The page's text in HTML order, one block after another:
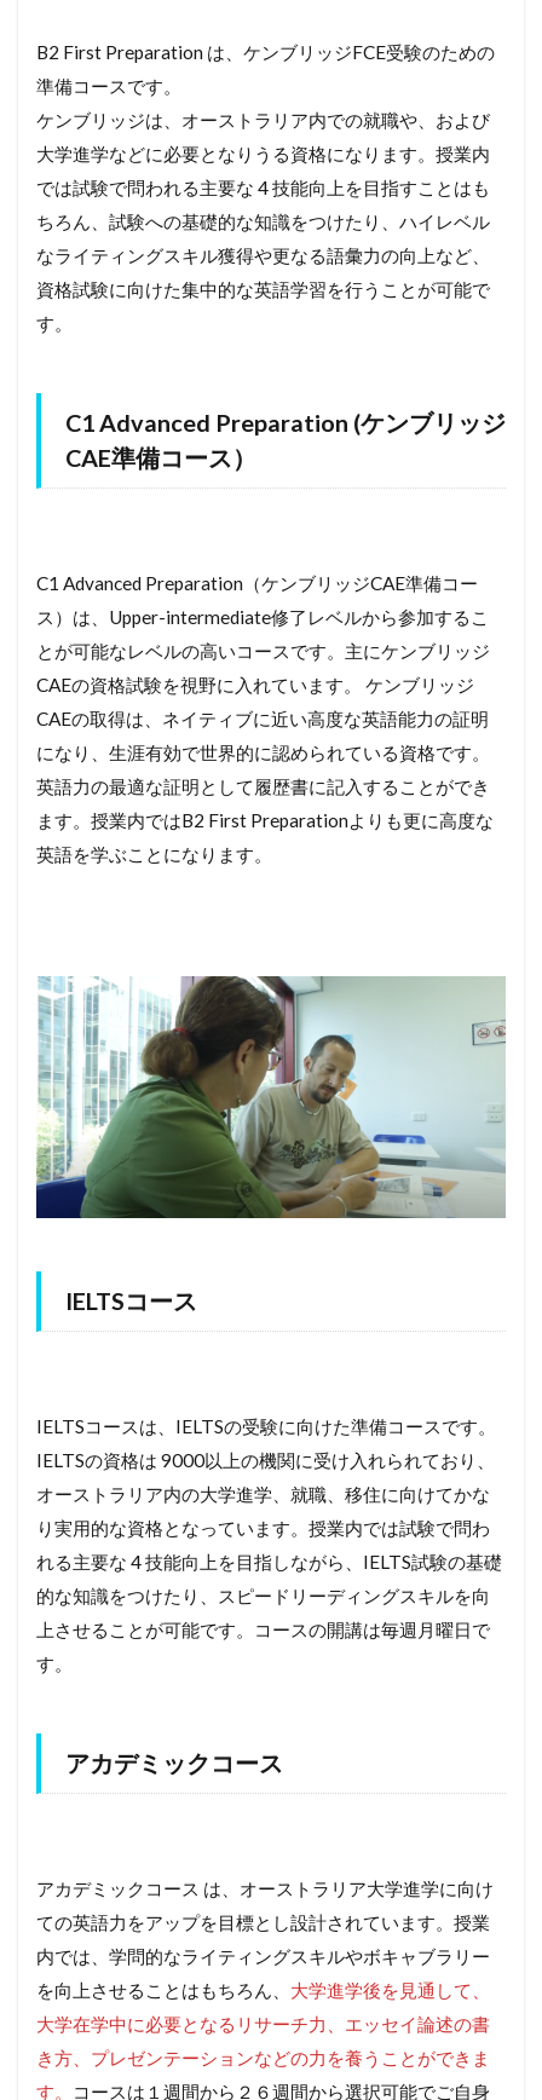
B2 First Preparation は、ケンブリッジFCE受験のための
準備コースです。
ケンブリッジは、オーストラリア内での就職や、および
大学進学などに必要となりうる資格になります。授業内
では試験で問われる主要な 4 技能向上を目指すことはも
ちろん、試験への基礎的な知識をつけたり、ハイレベル
なライティングスキル獲得や更なる語彙力の向上など、
資格試験に向けた集中的な英語学習を行うことが可能で
す。
C1 Advanced Preparation (ケンブリッジ
CAE準備コース）
C1 Advanced Preparation（ケンブリッジCAE準備コー
ス）は、Upper-intermediate修了レベルから参加するこ
とが可能なレベルの高いコースです。主にケンブリッジ
CAEの資格試験を視野に入れています。 ケンブリッジ
CAEの取得は、ネイティブに近い高度な英語能力の証明
になり、生涯有効で世界的に認められている資格です。
英語力の最適な証明として履歴書に記入することができ
ます。授業内ではB2 First Preparationよりも更に高度な
英語を学ぶことになります。
IELTSコース
IELTSコースは、IELTSの受験に向けた準備コースです。
IELTSの資格は 9000以上の機関に受け入れられており、
オーストラリア内の大学進学、就職、移住に向けてかな
り実用的な資格となっています。授業内では試験で問わ
れる主要な 4 技能向上を目指しながら、IELTS試験の基礎
的な知識をつけたり、スピードリーディングスキルを向
上させることが可能です。コースの開講は毎週月曜日で
す。
アカデミックコース
アカデミックコース は、オーストラリア大学進学に向け
ての英語力をアップを目標とし設計されています。授業
内では、学問的なライティングスキルやボキャブラリー
を向上させることはもちろん、 大学進学後を見通して、
大学在学中に必要となるリサーチ力、エッセイ論述の書
き方、プレゼンテーションなどの力を養うことができま
す。
コースは１週間から２６週間から選択可能でご自身